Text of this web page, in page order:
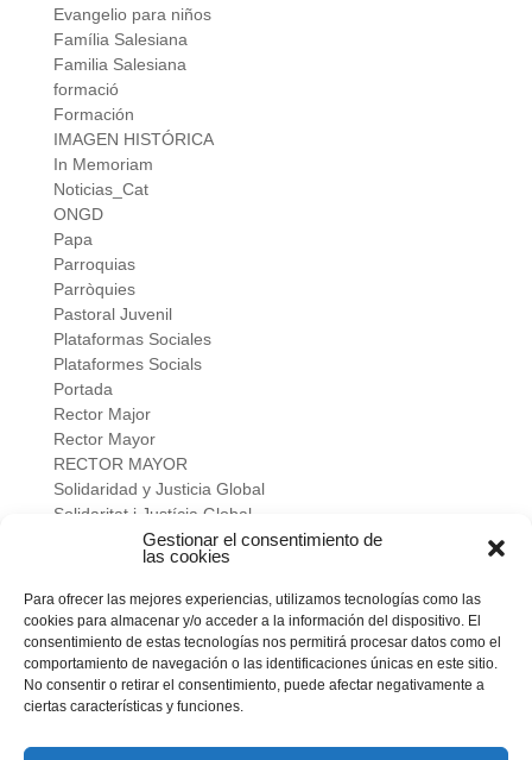
Gestionar el consentimiento de
las cookies
Para ofrecer las mejores experiencias, utilizamos tecnologías como las
cookies para almacenar y/o acceder a la información del dispositivo. El
consentimiento de estas tecnologías nos permitirá procesar datos como el
comportamiento de navegación o las identificaciones únicas en este sitio.
No consentir o retirar el consentimiento, puede afectar negativamente a
ciertas características y funciones.
Evangelio para niños
Família Salesiana
Familia Salesiana
formació
Formación
IMAGEN HISTÓRICA
In Memoriam
Noticias_Cat
ONGD
Papa
Parroquias
Parròquies
Pastoral Juvenil
Plataformas Sociales
Plataformes Socials
Portada
Rector Major
Rector Mayor
RECTOR MAYOR
Solidaridad y Justicia Global
Solidaritat i Justícia Global
verano salesiano
Vivir a fondo
Vocacional
Meta
Feed de entradas